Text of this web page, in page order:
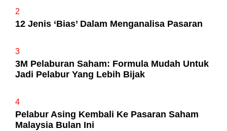
2
12 Jenis ‘Bias’ Dalam Menganalisa Pasaran
3
3M Pelaburan Saham: Formula Mudah Untuk
Jadi Pelabur Yang Lebih Bijak
4
Pelabur Asing Kembali Ke Pasaran Saham
Malaysia Bulan Ini